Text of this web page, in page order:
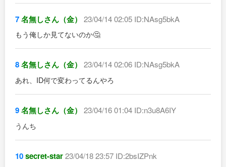
7名無しさん（金）
23/04/14 02:05 ID:NAsg5bkA
もう俺しか見てないのか🤔
8名無しさん（金）
23/04/14 02:06 ID:NAsg5bkA
あれ、ID何で変わってるんやろ
9名無しさん（金）
23/04/16 01:04 ID:n3u8A6IY
うんち
10secret-star23/04/18 23:57 ID:2bsIZPnk